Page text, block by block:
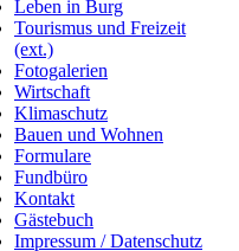
Leben in Burg
Tourismus und Freizeit
(ext.)
Fotogalerien
Wirtschaft
Klimaschutz
Bauen und Wohnen
Formulare
Fundbüro
Kontakt
Gästebuch
Impressum / Datenschutz